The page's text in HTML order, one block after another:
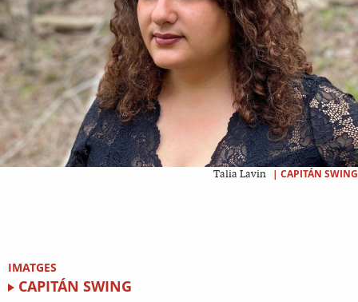
Talia Lavin | CAPITÁN SWING
IMATGES
CAPITÁN SWING